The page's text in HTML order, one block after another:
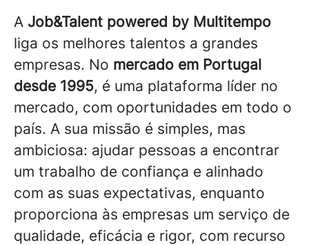
A Job&Talent powered by Multitempo
liga os melhores talentos a grandes
empresas. No mercado em Portugal
desde 1995, é uma plataforma líder no
mercado, com oportunidades em todo o
país. A sua missão é simples, mas
ambiciosa: ajudar pessoas a encontrar
um trabalho de confiança e alinhado
com as suas expectativas, enquanto
proporciona às empresas um serviço de
qualidade, eficácia e rigor, com recurso